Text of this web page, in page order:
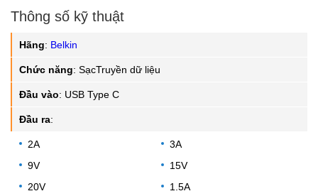
Thông số kỹ thuật
Hãng: Belkin
Chức năng: SạcTruyền dữ liệu
Đầu vào: USB Type C
Đầu ra:
2A
3A
9V
15V
20V
1.5A